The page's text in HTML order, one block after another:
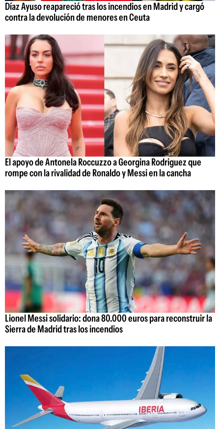
Díaz Ayuso reapareció tras los incendios en Madrid y cargó
contra la devolución de menores en Ceuta
El apoyo de Antonela Roccuzzo a Georgina Rodriguez que
rompe con la rivalidad de Ronaldo y Messi en la cancha
Lionel Messi solidario: dona 80.000 euros para reconstruir la
Sierra de Madrid tras los incendios